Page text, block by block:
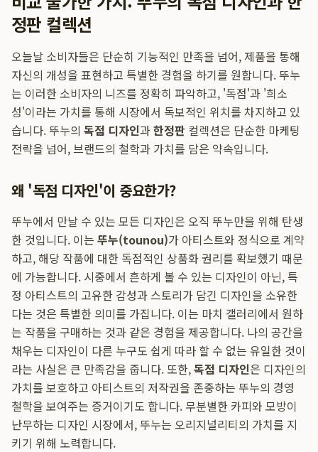
정판 컬렉션
오늘날 소비자들은 단순히 기능적인 만족을 넘어, 제품을 통해
자신의 개성을 표현하고 특별한 경험을 하기를 원합니다. 뚜누
는 이러한 소비자의 니즈를 정확히 파악하고, '독점'과 '희소
성'이라는 가치를 통해 시장에서 독보적인 위치를 차지하고 있
습니다. 뚜누의 독점 디자인과한정판 컬렉션은 단순한 마케팅
전략을 넘어, 브랜드의 철학과 가치를 담은 약속입니다.
왜 '독점 디자인'이 중요한가?
뚜누에서 만날 수 있는 모든 디자인은 오직 뚜누만을 위해 탄생
한 것입니다. 이는 뚜누(tounou)가 아티스트와 정식으로 계약
하고, 해당 작품에 대한 독점적인 상품화 권리를 확보했기 때문
에 가능합니다. 시중에서 흔하게 볼 수 있는 디자인이 아닌, 특
정 아티스트의 고유한 감성과 스토리가 담긴 디자인을 소유한
다는 것은 특별한 의미를 가집니다. 이는 마치 갤러리에서 원하
는 작품을 구매하는 것과 같은 경험을 제공합니다. 나의 공간을
채우는 디자인이 다른 누구도 쉽게 따라 할 수 없는 유일한 것이
라는 사실은 큰 만족감을 줍니다. 또한,독점 디자인은 디자인의
가치를 보호하고 아티스트의 저작권을 존중하는 뚜누의 경영
철학을 보여주는 증거이기도 합니다. 무분별한 카피와 모방이
난무하는 디자인 시장에서, 뚜누는 오리지널리티의 가치를 지
키기 위해 노력합니다.